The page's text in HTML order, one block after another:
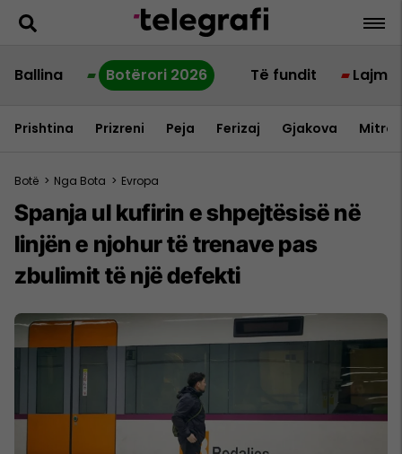
Ballina Botërori 2026 Të fundit Lajme
Prishtina Prizreni Peja Ferizaj Gjakova
Botë > Nga Bota > Evropa
Spanja ul kufirin e shpejtësisë në
linjën e njohur të trenave pas
zbulimit të një defekti